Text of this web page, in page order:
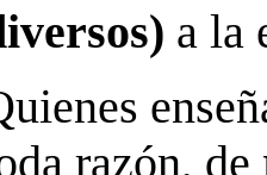
a la
razón, de